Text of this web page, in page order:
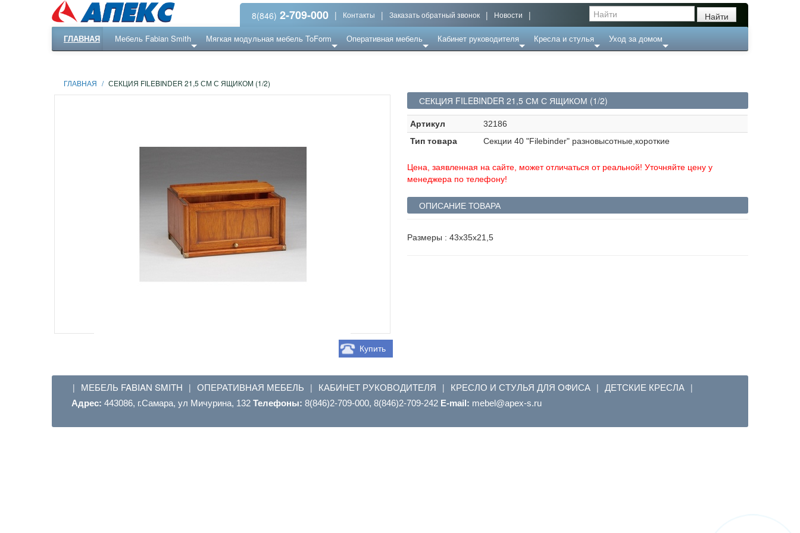
8(846) 2-709-000 | Контакты | Заказать обратный звонок | Новости |
ГЛАВНАЯ Мебель Fabian Smith Мягкая модульная мебель ToForm Оперативная мебель Кабинет руководителя Кресла и стулья Уход за домом
ГЛАВНАЯ / СЕКЦИЯ FILEBINDER 21,5 СМ С ЯЩИКОМ (1/2)
Купить
СЕКЦИЯ FILEBINDER 21,5 СМ С ЯЩИКОМ (1/2)
Артикул
32186
Тип товара
Секции 40 "Filebinder" разновысотные,короткие
Цена, заявленная на сайте, может отличаться от реальной! Уточняйте цену у
менеджера по телефону!
ОПИСАНИЕ ТОВАРА
Размеры : 43х35х21,5
| МЕБЕЛЬ FABIAN SMITH | ОПЕРАТИВНАЯ МЕБЕЛЬ | КАБИНЕТ РУКОВОДИТЕЛЯ | КРЕСЛО И СТУЛЬЯ ДЛЯ ОФИСА | ДЕТСКИЕ КРЕСЛА |
Адрес: 443086, г.Самара, ул Мичурина, 132 Телефоны: 8(846)2-709-000, 8(846)2-709-242 E-mail: ur.s-xepa@lebem